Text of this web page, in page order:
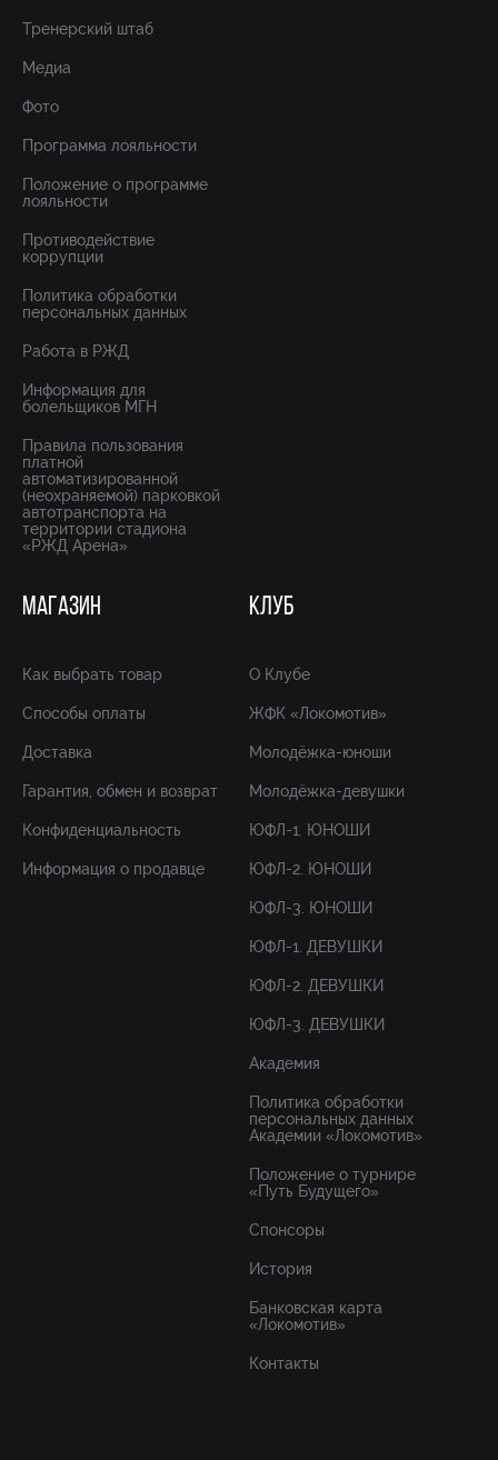
Тренерский штаб
Медиа
Фото
Программа лояльности
Положение о программе
лояльности
Противодействие
коррупции
Политика обработки
персональных данных
Работа в РЖД
Информация для
болельщиков МГН
Правила пользования
платной
автоматизированной
(неохраняемой) парковкой
автотранспорта на
территории стадиона
«РЖД Арена»
МАГАЗИН
Как выбрать товар
Способы оплаты
Доставка
Гарантия, обмен и возврат
Конфиденциальность
Информация о продавце
КЛУБ
О Клубе
ЖФК «Локомотив»
Молодёжка-юноши
Молодёжка-девушки
ЮФЛ-1. ЮНОШИ
ЮФЛ-2. ЮНОШИ
ЮФЛ-3. ЮНОШИ
ЮФЛ-1. ДЕВУШКИ
ЮФЛ-2. ДЕВУШКИ
ЮФЛ-3. ДЕВУШКИ
Академия
Политика обработки
персональных данных
Академии «Локомотив»
Положение о турнире
«Путь Будущего»
Спонсоры
История
Банковская карта
«Локомотив»
Контакты